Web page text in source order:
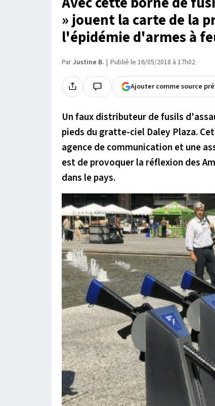
» jouent la carte de la
l'épidémie d'armes à
ParJustine B. Publié le 16/05/2018 à 17h02
Ajouter comme source
Un faux distributeur de fusils
pieds du gratte-ciel Daley Plaza.
agence de communication et une
est de provoquer la réflexion des
dans le pays.